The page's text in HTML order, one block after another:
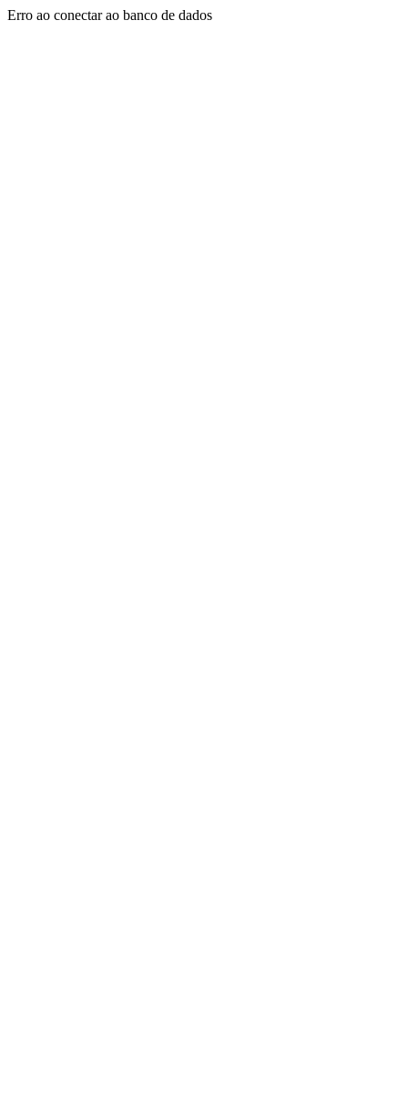
Erro ao conectar ao banco de dados